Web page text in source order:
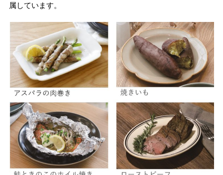
属しています。